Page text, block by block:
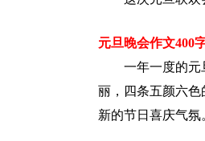
元旦晚会作文400
一年一度的元
丽，四条五颜六
新的节日喜庆气氛